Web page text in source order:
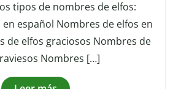
tipos de nombres de elfos:
español Nombres de elfos en
de elfos graciosos Nombres de
Nombres […]